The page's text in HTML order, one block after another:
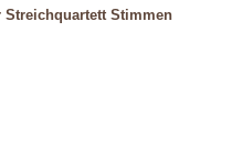
Streichquartett Stimmen